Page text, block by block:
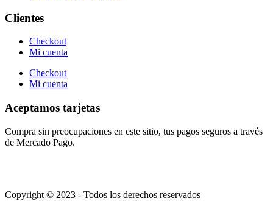
Clientes
Checkout
Mi cuenta
Checkout
Mi cuenta
Aceptamos tarjetas
Compra sin preocupaciones en este sitio, tus pagos seguros a través
de Mercado Pago.
Copyright © 2023 - Todos los derechos reservados